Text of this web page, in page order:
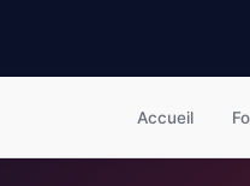
Accueil